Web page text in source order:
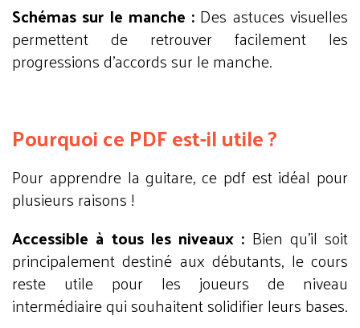
Schémas sur le manche : Des astuces visuelles
permettent de retrouver facilement les
progressions d’accords sur le manche.
Pourquoi ce PDF est-il utile ?
Pour apprendre la guitare, ce pdf est idéal pour
plusieurs raisons !
Accessible à tous les niveaux : Bien qu’il soit
principalement destiné aux débutants, le cours
reste utile pour les joueurs de niveau
intermédiaire qui souhaitent solidifier leurs bases.